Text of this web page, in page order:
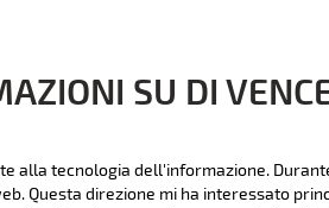
SU DI
alla tecnologia dell'informazione.
Questa direzione mi ha interessato